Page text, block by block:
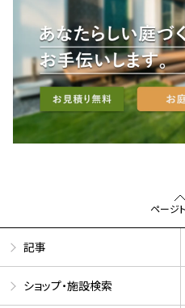
ページ
記事
ショップ・施設検索